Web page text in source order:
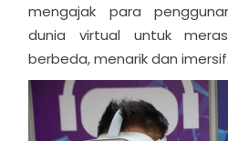
mengajak para
dunia virtual untuk
berbeda, menarik dan imersif.